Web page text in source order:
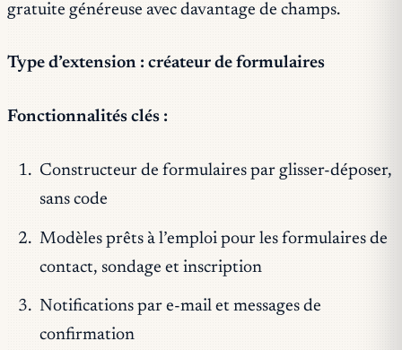
gratuite généreuse avec davantage de champs.
Type d’extension : créateur de formulaires
Fonctionnalités clés :
Constructeur de formulaires par glisser-déposer,
sans code
Modèles prêts à l’emploi pour les formulaires de
contact, sondage et inscription
Notifications par e-mail et messages de
confirmation